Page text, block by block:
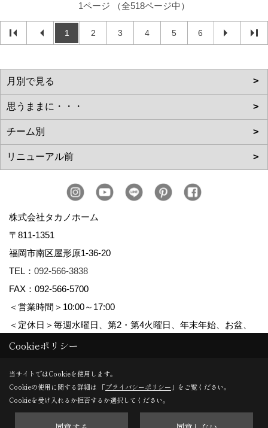
1ページ （全518ページ中）
1 2 3 4 5 6
株式会社タカノホーム
〒811-1351
福岡市南区屋形原1-36-20
TEL： 092-566-3838
FAX：092-566-5700
＜営業時間＞10:00～17:00
＜定休日＞毎週水曜日、第2・第4火曜日、年末年始、お盆、
ゴールデンウィーク、夏季休暇
Copyright (c) TAKANO CONSTRUCTION CO.,LTD. All Rights Reserved.
Cookieポリシー
当サイトではCookieを使用します。
Cookieの使用に関する詳細は 「プライバシーポリシー 」をご覧ください。
Cookieを受け入れるか拒否するか選択してください。